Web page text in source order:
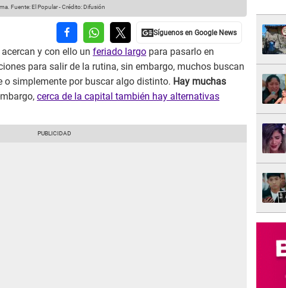
Fuente: El Popular-Crédito: Difusión
y con ello un feriado largo para pasarlo en
para salir de la rutina, sin embargo, muchos buscan
o simplemente por buscar algo distinto. Hay muchas
cerca de la capital también hay alternativas